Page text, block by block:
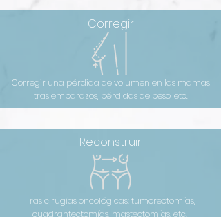
Corregir
Corregir una pérdida de volumen en las mamas
tras embarazos, pérdidas de peso, etc.
Reconstruir
Tras cirugías oncológicas: tumorectomías,
cuadrantectomías, mastectomías, etc.